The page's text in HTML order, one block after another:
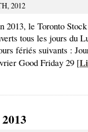
2012
2013, le Toronto
tous les jours du
fériés suivants :
Good Friday 29 [